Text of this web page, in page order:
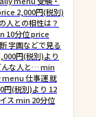
2,000円(税別)
人との相性は？
10分位 price
字画などで見る
円(税別)より
んな人と… min
menu 仕事運 就
円(税別)より 12
ス min 20分位